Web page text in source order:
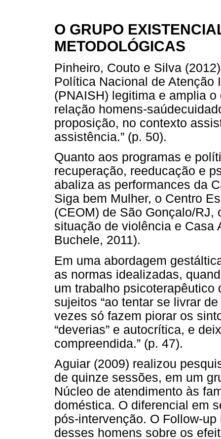
O GRUPO
METODOLÓGICAS
Pinheiro, Couto e Silva
Política Nacional de Atenção
(PNAISH) legitima e amplia
relação homens-
proposição, no contexto
assistência.” (p. 50).
Quanto aos programas e
recuperação, reeducação e
abaliza as performances da
Siga bem Mulher, o Centro
(CEOM) de São Gonçalo/
situação de violência e Casa
Buchele, 2011).
Em uma abordagem
as normas idealizadas,
um trabalho psicoterapêutico
sujeitos “ao tentar se livrar
vezes só fazem piorar os
“deverias” e autocrítica, e
compreendida.” (p. 47).
Aguiar (2009) realizou
de quinze sessões, em um
Núcleo de atendimento às
doméstica. O diferencial em
pós-intervenção. O Follow-
desses homens sobre os